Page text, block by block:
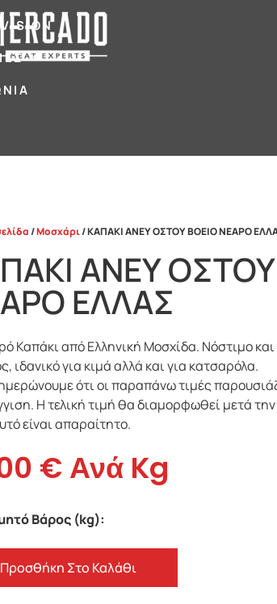
/Μοσχάρι/ ΚΑΠΑΚΙ ΑΝΕΥ ΟΣΤΟΥ ΒΟΕΙΟ ΝΕΑΡΟ
ΑΝΕΥ
ΕΛΛΑΣ
Καπάκι από Ελληνική Μοσχίδα. Νόστιμο
ιδανικό για κιμά αλλά και για κατσαρόλα.
ότι οι παραπάνω τιμές
Η τελική τιμή θα διαμορφωθεί μετά
είναι απαραίτητο.
€Ανά Kg
Βάρος (kg):
Προσθήκη Στο Καλάθι